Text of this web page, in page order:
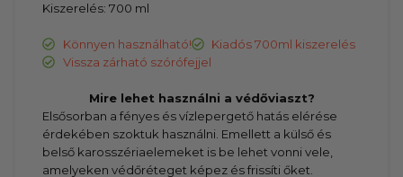
Kiszerelés: 700 ml
Könnyen használható!
Kiadós 700ml kiszerelés
Vissza zárható szórófejjel
Mire lehet használni a védőviaszt?
Elsősorban a fényes és vízlepergető hatás elérése
érdekében szoktuk használni. Emellett a külső és
belső karosszériaelemeket is be lehet vonni vele,
amelyeken védőréteget képez és frissíti őket.